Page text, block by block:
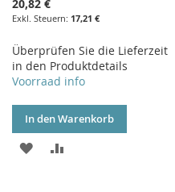
20,82 €
17,21 €
Überprüfen Sie die Lieferzeit
in den Produktdetails
Voorraad info
In den Warenkorb
ZUR